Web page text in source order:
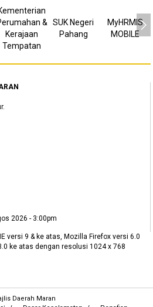
&
Kerajaan
Tempatan
SUK Negeri
Pahang
MyHRMIS
MOBILE
2026 - 3:00pm
versi 9 & ke atas, Mozilla Firefox versi 6.0
ke atas dengan resolusi 1024 x 768
Daerah Maran